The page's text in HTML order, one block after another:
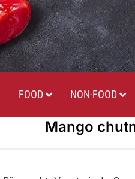
FOOD NON-FOOD
Mango